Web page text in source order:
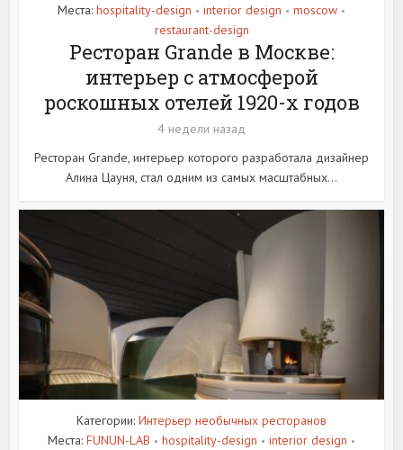
Места: hospitality-design • interior design • moscow •
restaurant-design
Ресторан Grande в Москве:
интерьер с атмосферой
роскошных отелей 1920-х годов
4 недели назад
Ресторан Grande, интерьер которого разработала дизайнер
Алина Цауня, стал одним из самых масштабных...
Категории: Интерьер необычных ресторанов
Места: FUNUN-LAB • hospitality-design • interior design •